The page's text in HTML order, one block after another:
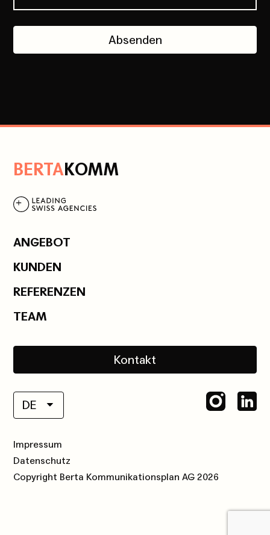
Absenden
BERTAKOMM
ANGEBOT
KUNDEN
REFERENZEN
TEAM
Kontakt
DE
Impressum
Datenschutz
Copyright Berta Kommunikationsplan AG 2026